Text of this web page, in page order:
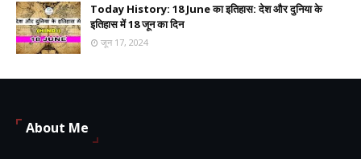
Today History: 18 June का इतिहास: देश और दुनिया के
इतिहास में 18 जून का दिन
जून 17, 2024
About Me